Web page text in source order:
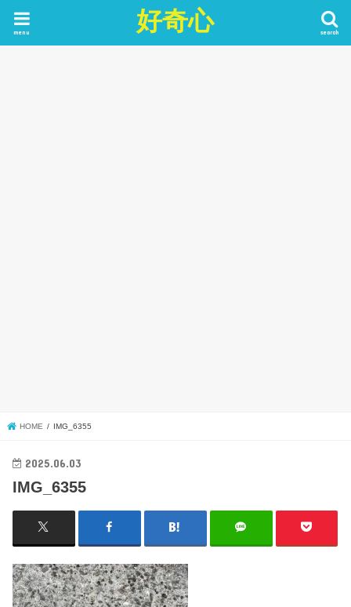
好奇心 search
menu
HOME IMG_6355
2025.06.03
IMG_6355